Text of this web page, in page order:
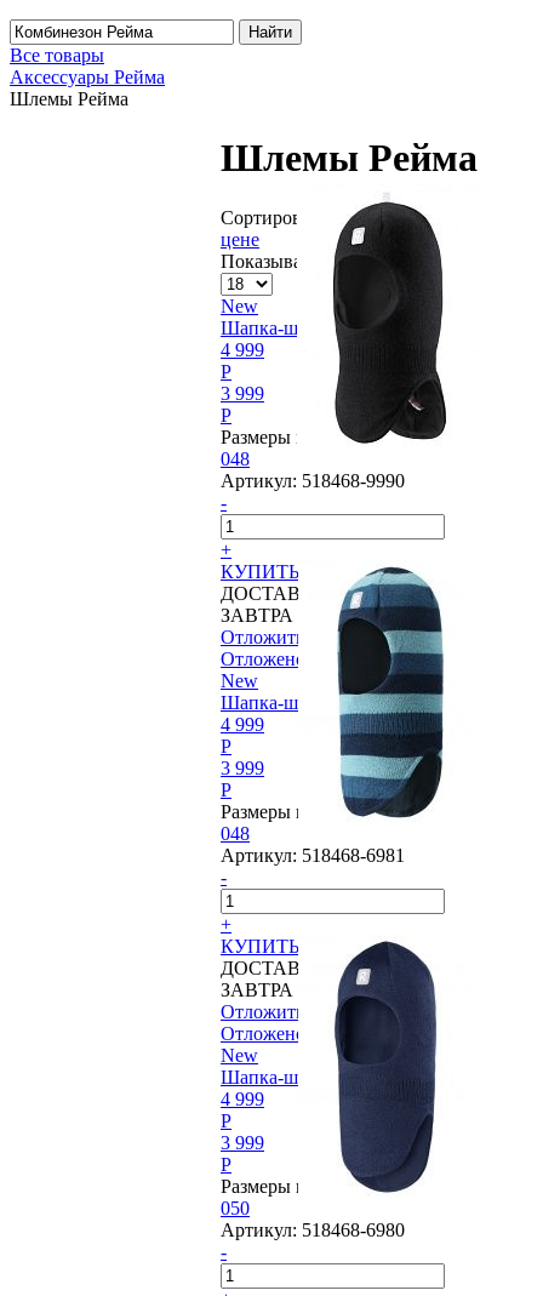
Найти
Все товары
Аксессуары Рейма
Шлемы Рейма
Шлемы Рейма
Сортировать по
цене
Показывать по:
New
Шапка-шлем Reima® Starrie
4 999
P
3 999
P
Размеры в наличии:
048
Артикул: 518468-9990
-
+
КУПИТЬ
ДОСТАВИМ
ЗАВТРА
Отложить
Отложено
New
Шапка-шлем Reima® Starrie
4 999
P
3 999
P
Размеры в наличии:
048
Артикул: 518468-6981
-
+
КУПИТЬ
ДОСТАВИМ
ЗАВТРА
Отложить
Отложено
New
Шапка-шлем Reima® Starrie
4 999
P
3 999
P
Размеры в наличии:
050
Артикул: 518468-6980
-